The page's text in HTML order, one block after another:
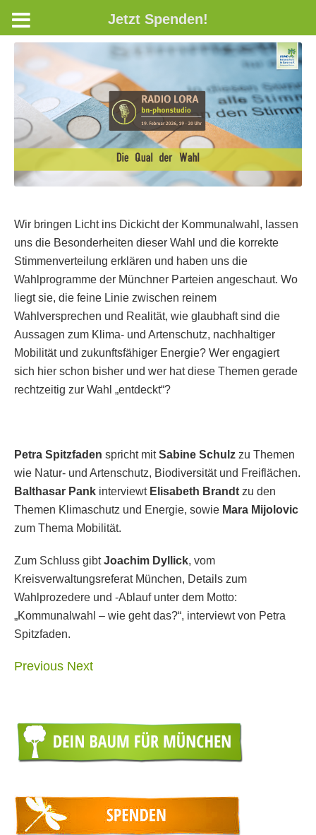
Wir bringen Licht ins Dickicht der Kommunalwahl, lassen
uns die Besonderheiten dieser Wahl und die korrekte
Stimmenverteilung erklären und haben uns die
Wahlprogramme der Münchner Parteien angeschaut. Wo
liegt sie, die feine Linie zwischen reinem
Wahlversprechen und Realität, wie glaubhaft sind die
Aussagen zum Klima- und Artenschutz, nachhaltiger
Mobilität und zukunftsfähiger Energie? Wer engagiert
sich hier schon bisher und wer hat diese Themen gerade
rechtzeitig zur Wahl „entdeckt“?
Petra Spitzfaden spricht mitSabine Schulz zu Themen
wie Natur- und Artenschutz, Biodiversität und Freiflächen.
Balthasar Pank interviewt Elisabeth Brandt zu den
Themen Klimaschutz und Energie, sowie Mara Mijolovic
zum Thema Mobilität.
Zum Schluss gibtJoachim Dyllick, vom
Kreisverwaltungsreferat München, Details zum
Wahlprozedere und -Ablauf unter dem Motto:
„Kommunalwahl – wie geht das?“, interviewt von Petra
Spitzfaden.
Previous Next
Jetzt Spenden!